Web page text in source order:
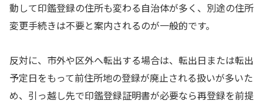
動して印鑑登録の住所も変わる自治体が多く、別途の住所
変更手続きは不要と案内されるのが一般的です。
反対に、市外や区外へ転出する場合は、転出日または転出
予定日をもって前住所地の登録が廃止される扱いが多いた
め、引っ越し先で印鑑登録証明書が必要なら再登録を前提